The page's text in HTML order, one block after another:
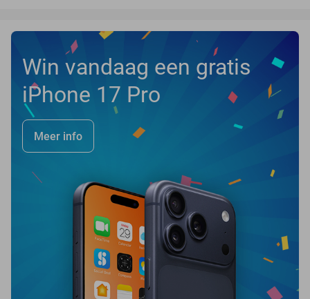
Win vandaag een gratis
iPhone 17 Pro
Meer info